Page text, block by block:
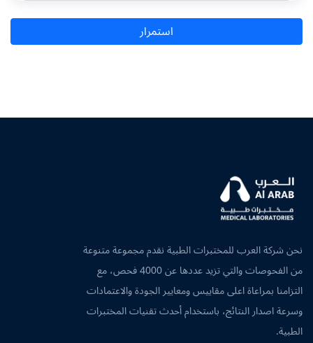
استمرار
نحن شركة العرب للمختبرات الطبية نقدم مجموعة متنوعة
من الفحوصات والتي تزيد عددها عن 4000 فحص، مع
التزامنا بمراعاة اعلى مقاييس ومعايير الجودة والاعتمادات
وسرعة اصدار النتائج، باستخدام أحدث تقنيات المختبرات
الطبية.